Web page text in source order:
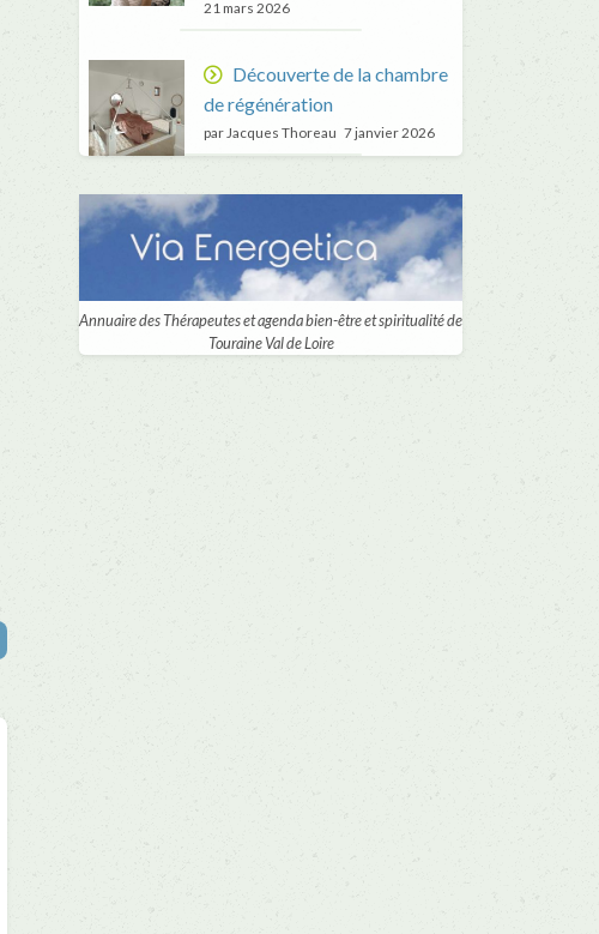
21 mars 2026
Découverte de la chambre
de régénération
par Jacques Thoreau 7 janvier 2026
Annuaire des Thérapeutes et agenda bien-être et spiritualité de
Touraine Val de Loire